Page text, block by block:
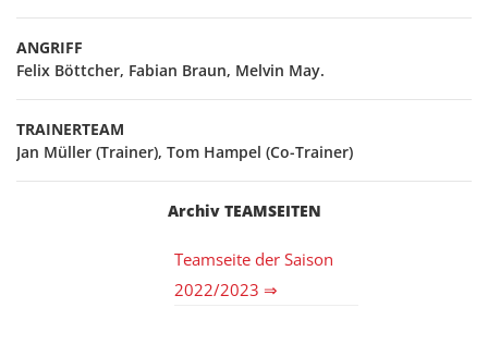
ANGRIFF
Felix Böttcher, Fabian Braun, Melvin May.
TRAINERTEAM
Jan Müller (Trainer), Tom Hampel (Co-Trainer)
Archiv TEAMSEITEN
Teamseite der Saison
2022/2023 ⇒